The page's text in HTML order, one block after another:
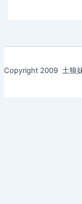
Copyright 2009 土狼